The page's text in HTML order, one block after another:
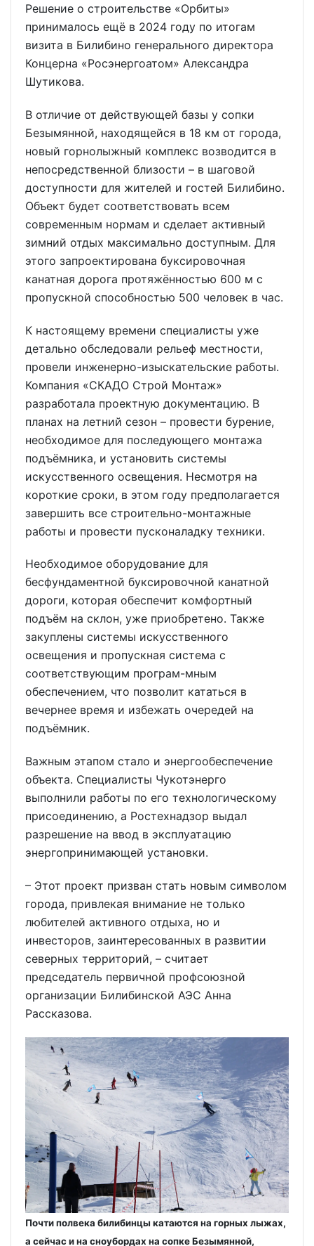
Решение о строительстве «Орбиты»
принималось ещё в 2024 году по итогам
визита в Билибино генерального директора
Концерна «Росэнергоатом» Александра
Шутикова.
В отличие от действующей базы у сопки
Безымянной, находящейся в 18 км от города,
новый горнолыжный комплекс возводится в
непосредственной близости – в шаговой
доступности для жителей и гостей Билибино.
Объект будет соответствовать всем
современным нормам и сделает активный
зимний отдых максимально доступным. Для
этого запроектирована буксировочная
канатная дорога протяжённостью 600 м с
пропускной способностью 500 человек в час.
К настоящему времени специалисты уже
детально обследовали рельеф местности,
провели инженерно-изыскательские работы.
Компания «СКАДО Строй Монтаж»
разработала проектную документацию. В
планах на летний сезон – провести бурение,
необходимое для последующего монтажа
подъёмника, и установить системы
искусственного освещения. Несмотря на
короткие сроки, в этом году предполагается
завершить все строительно-монтажные
работы и провести пусконаладку техники.
Необходимое оборудование для
бесфундаментной буксировочной канатной
дороги, которая обеспечит комфортный
подъём на склон, уже приобретено. Также
закуплены системы искусственного
освещения и пропускная система с
соответствующим програм-мным
обеспечением, что позволит кататься в
вечернее время и избежать очередей на
подъёмник.
Важным этапом стало и энергообеспечение
объекта. Специалисты Чукотэнерго
выполнили работы по его технологическому
присоединению, а Ростехнадзор выдал
разрешение на ввод в эксплуатацию
энергопринимающей установки.
– Этот проект призван стать новым символом
города, привлекая внимание не только
любителей активного отдыха, но и
инвесторов, заинтересованных в развитии
северных территорий, – считает
председатель первичной профсоюзной
организации Билибинской АЭС Анна
Рассказова.
Почти полвека билибинцы катаются на горных лыжах,
а сейчас и на сноубордах на сопке Безымянной,